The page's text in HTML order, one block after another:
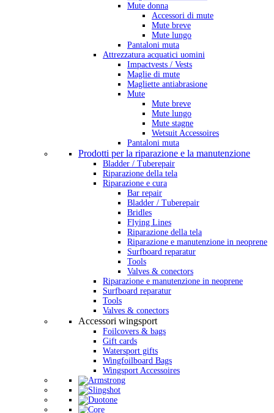
Mute donna
Accessori di mute
Mute breve
Mute lungo
Pantaloni muta
Attrezzatura acquatici uomini
Impactvests / Vests
Maglie di mute
Magliette antiabrasione
Mute
Mute breve
Mute lungo
Mute stagne
Wetsuit Accessoires
Pantaloni muta
Prodotti per la riparazione e la manutenzione
Bladder / Tuberepair
Riparazione della tela
Riparazione e cura
Bar repair
Bladder / Tuberepair
Bridles
Flying Lines
Riparazione della tela
Riparazione e manutenzione in neoprene
Surfboard reparatur
Tools
Valves & conectors
Riparazione e manutenzione in neoprene
Surfboard reparatur
Tools
Valves & conectors
Accessori wingsport
Foilcovers & bags
Gift cards
Watersport gifts
Wingfoilboard Bags
Wingsport Accessoires